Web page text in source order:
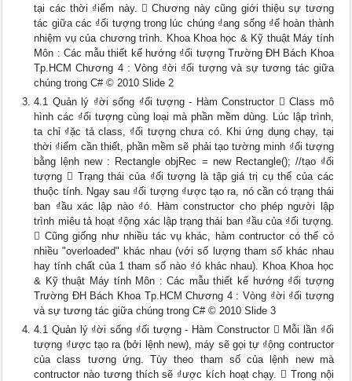
tại các thời ₫iểm này.  Chương này cũng giới thiệu sự tương
tác giữa các ₫ối tượng trong lúc chúng ₫ang sống ₫ể hoàn thành
nhiệm vụ của chương trình. Khoa Khoa học & Kỹ thuật Máy tính
Môn : Các mẫu thiết kế hướng ₫ối tượng Trường ĐH Bách Khoa
Tp.HCM Chương 4 : Vòng ₫ời ₫ối tượng và sự tương tác giữa
chúng trong C# © 2010 Slide 2
4.1 Quản lý ₫ời sống ₫ối tượng - Hàm Constructor  Class mô
hình các ₫ối tượng cùng loại mà phần mềm dùng. Lúc lập trình,
ta chỉ ₫ặc tả class, ₫ối tượng chưa có. Khi ứng dụng chạy, tại
thời ₫iểm cần thiết, phần mềm sẽ phải tạo tường minh ₫ối tượng
bằng lệnh new : Rectangle objRec = new Rectangle(); //tạo ₫ối
tượng  Trạng thái của ₫ối tượng là tập giá trị cụ thể của các
thuộc tính. Ngay sau ₫ối tượng ₫ược tạo ra, nó cần có trạng thái
ban ₫ầu xác lập nào ₫ó. Hàm constructor cho phép người lập
trình miêu tả hoạt ₫ộng xác lập trạng thái ban ₫ầu của ₫ối tượng.
 Cũng giống như nhiều tác vụ khác, hàm contructor có thể có
nhiều "overloaded" khác nhau (với số lượng tham số khác nhau
hay tính chất của 1 tham số nào ₫ó khác nhau). Khoa Khoa học
& Kỹ thuật Máy tính Môn : Các mẫu thiết kế hướng ₫ối tượng
Trường ĐH Bách Khoa Tp.HCM Chương 4 : Vòng ₫ời ₫ối tượng
và sự tương tác giữa chúng trong C# © 2010 Slide 3
4.1 Quản lý ₫ời sống ₫ối tượng - Hàm Constructor  Mỗi lần ₫ối
tượng ₫ược tạo ra (bởi lệnh new), máy sẽ gọi tự ₫ộng contructor
của class tương ứng. Tùy theo tham số của lệnh new mà
contructor nào tương thích sẽ ₫ược kích hoạt chạy.  Trong nội